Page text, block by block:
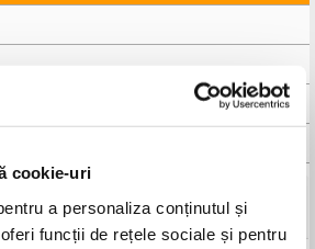
cookie-uri
a personaliza conținutul și
funcții de rețele sociale și pentru